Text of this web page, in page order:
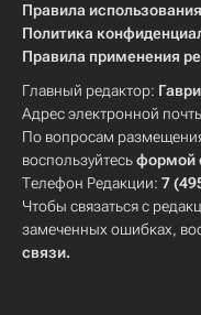
Правила
Политика
Правила применения
Главный редактор:
Адрес электронной
По вопросам
воспользуйтесьформой
Телефон Редакции: 7
Чтобы связаться с
замеченных ошибках,
связи.